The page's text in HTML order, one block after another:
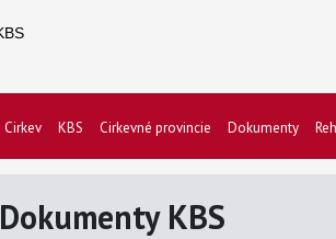
Cirkev KBS Cirkevné provincie Dokumenty
Dokumenty KBS